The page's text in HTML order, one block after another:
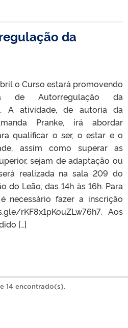
da
o Curso estará promovendo
de Autorregulação da
A atividade, de autoria da
Pranke, irá abordar
qualificar o ser, o estar e o
assim como superar as
sejam de adaptação ou
realizada na sala 209 do
do Leão, das 14h às 16h. Para
necessário fazer a inscrição
rKF8x1pKouZLw76h7. Aos
[…]
14 encontrado(s).